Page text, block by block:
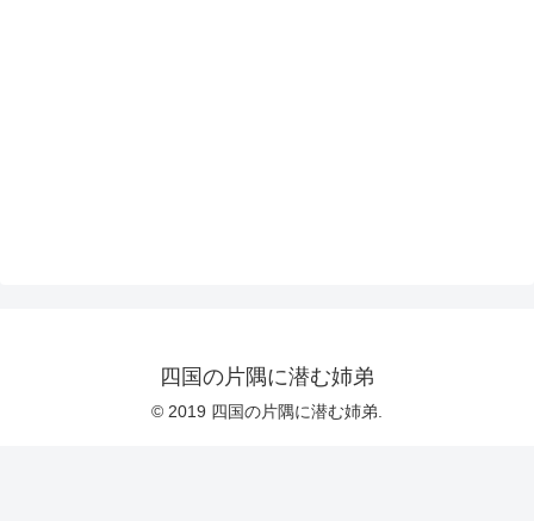
四国の片隅に潜む姉弟
© 2019 四国の片隅に潜む姉弟.